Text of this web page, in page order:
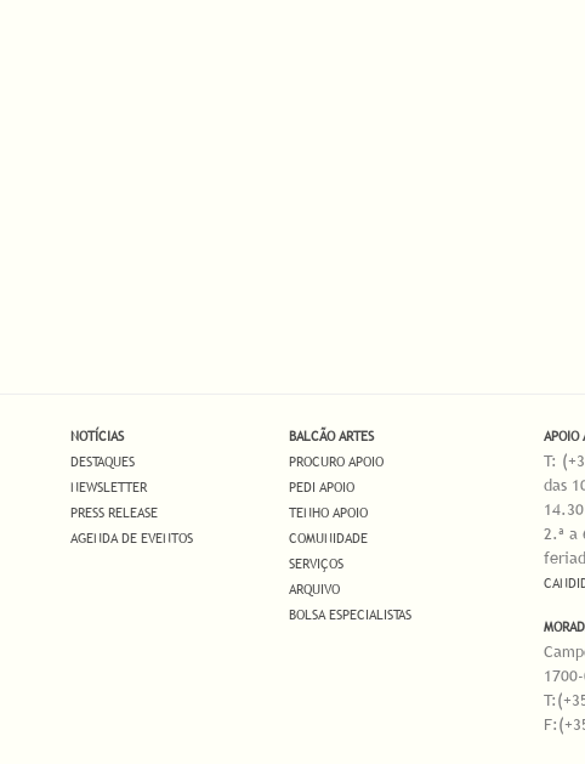
NOTÍCIAS
DESTAQUES
NEWSLETTER
PRESS RELEASE
AGENDA DE EVENTOS
BALCÃO ARTES
PROCURO APOIO
PEDI APOIO
TENHO APOIO
COMUNIDADE
SERVIÇOS
ARQUIVO
BOLSA ESPECIALISTAS
APOIO
T:
das
2.ª a